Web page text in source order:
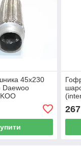
45х230
Daewoo